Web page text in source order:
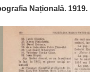
Națională. 1919.